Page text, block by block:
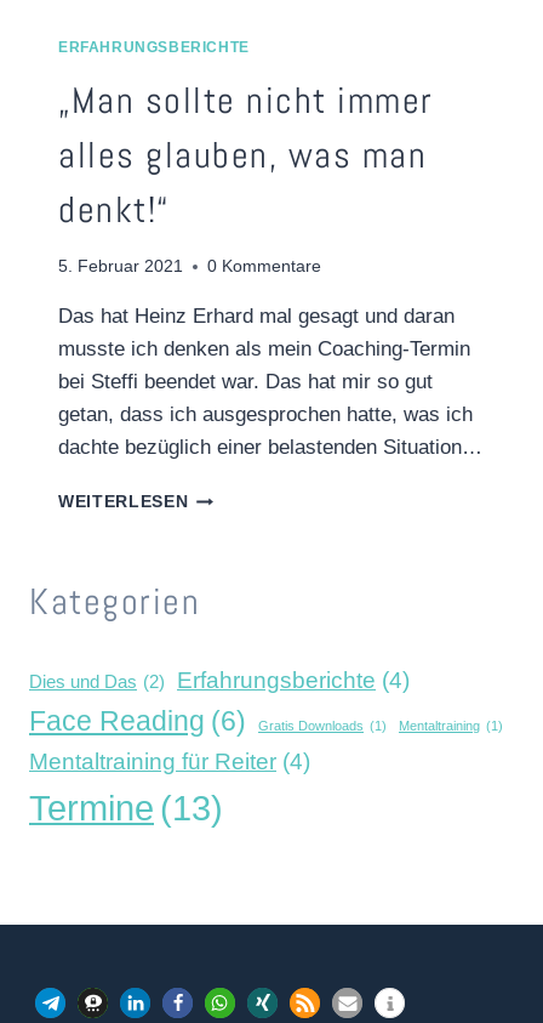
ERFAHRUNGSBERICHTE
„Man sollte nicht immer
alles glauben, was man
denkt!“
5. Februar 2021 0 Kommentare
Das hat Heinz Erhard mal gesagt und daran
musste ich denken als mein Coaching-Termin
bei Steffi beendet war. Das hat mir so gut
getan, dass ich ausgesprochen hatte, was ich
dachte bezüglich einer belastenden Situation…
WEITERLESEN„MAN
ALLES
MAN
Kategorien
Dies und Das (2) Erfahrungsberichte (4)
Face Reading (6) Gratis Downloads (1) Mentaltraining (1)
Mentaltraining für Reiter (4)
Termine (13)